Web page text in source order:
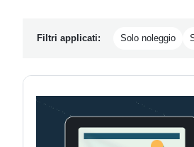
Filtri applicati: Solo noleggio